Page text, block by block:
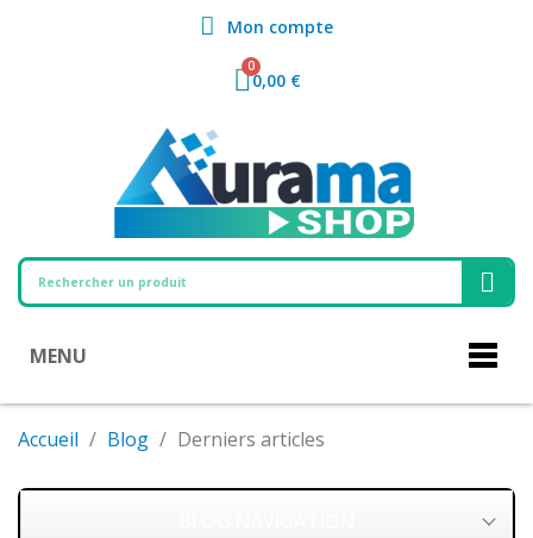
Mon compte
0,00 €
MENU
Accueil Blog Derniers articles